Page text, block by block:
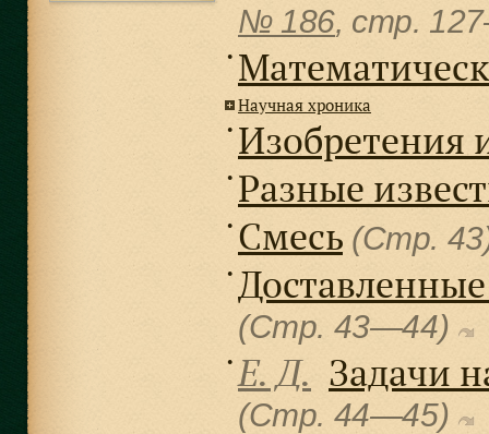
№ 186, cтр.
●
Научная хроника
● Изобретения
● Разные
● Смесь (Стр.
●
(Стр. 43—44)
● Е. Д. Задачи
(Стр. 44—45)